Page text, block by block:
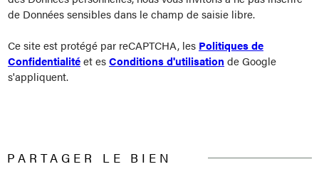
de Données sensibles dans le champ de saisie libre.
Ce site est protégé par reCAPTCHA, les Politiques de
Confidentialitéet esConditions d'utilisation de Google
s'appliquent.
PARTAGER LE BIEN